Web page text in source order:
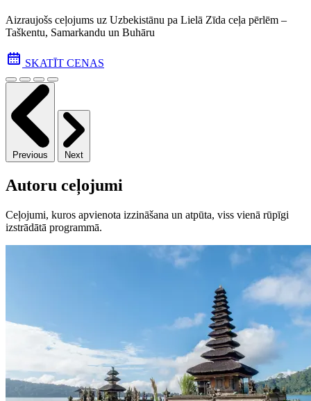
Aizraujošs ceļojums uz Uzbekistānu pa Lielā Zīda ceļa pēr­lēm –
Taškentu, Samarkandu un Buhāru
SKATĪT CENAS
Previous Next
Autoru ceļojumi
Ceļojumi, kuros apvienota izzināšana un atpūta, viss vienā rūpīgi
izstrādātā programmā.